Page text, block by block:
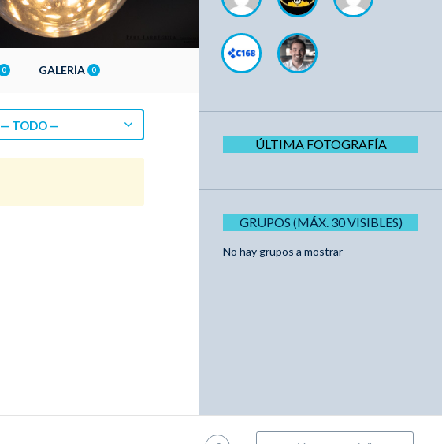
0 GALERÍA 0
— TODO —
ÚLTIMA FOTOGRAFÍA
GRUPOS (MÁX. 30 VISIBLES)
No hay grupos a mostrar